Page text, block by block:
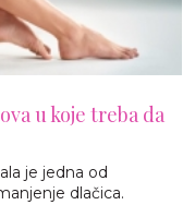
u koje treba da
je jedna od
dlačica.